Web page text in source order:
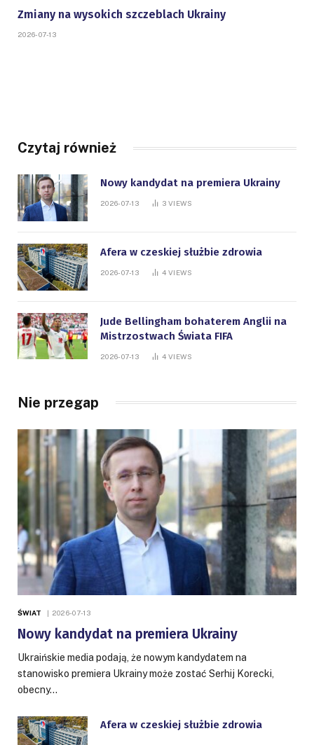
Zmiany na wysokich szczeblach Ukrainy
2026-07-13
Czytaj również
Nowy kandydat na premiera Ukrainy
2026-07-13 3 VIEWS
Afera w czeskiej służbie zdrowia
2026-07-13 4 VIEWS
Jude Bellingham bohaterem Anglii na
Mistrzostwach Świata FIFA
2026-07-13 4 VIEWS
Nie przegap
ŚWIAT 2026-07-13
Nowy kandydat na premiera Ukrainy
Ukraińskie media podają, że nowym kandydatem na
stanowisko premiera Ukrainy może zostać Serhij Korecki,
obecny…
Afera w czeskiej służbie zdrowia